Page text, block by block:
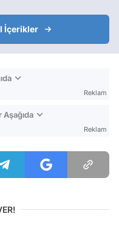
İçerikler
Reklam
Reklam